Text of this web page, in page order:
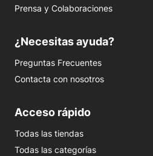
Prensa y Colaboraciones
¿Necesitas ayuda?
Preguntas Frecuentes
Contacta con nosotros
Acceso rápido
Todas las tiendas
Todas las categorías